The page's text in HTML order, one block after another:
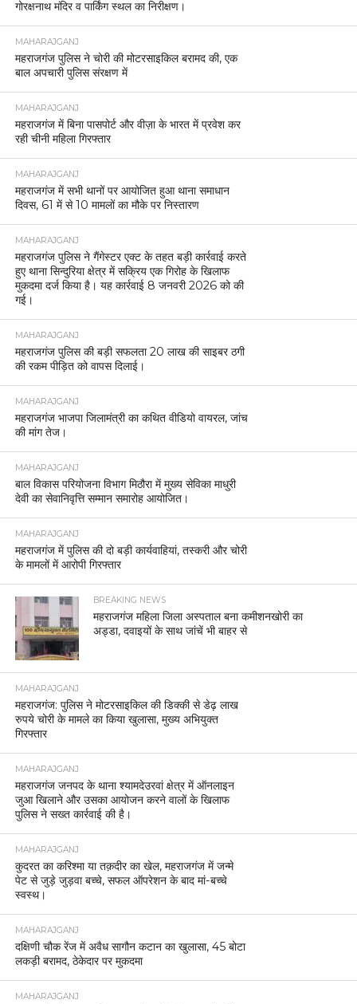
गोरक्षनाथ मंदिर व पार्किंग स्थल का निरीक्षण।
MAHARAJGANJ
महराजगंज पुलिस ने चोरी की मोटरसाइकिल बरामद की, एक
बाल अपचारी पुलिस संरक्षण में
MAHARAJGANJ
महराजगंज में बिना पासपोर्ट और वीज़ा के भारत में प्रवेश कर
रही चीनी महिला गिरफ्तार
MAHARAJGANJ
महराजगंज में सभी थानों पर आयोजित हुआ थाना समाधान
दिवस, 61 में से 10 मामलों का मौके पर निस्तारण
MAHARAJGANJ
महराजगंज पुलिस ने गैंगेस्टर एक्ट के तहत बड़ी कार्रवाई करते
हुए थाना सिन्दुरिया क्षेत्र में सक्रिय एक गिरोह के खिलाफ
मुकदमा दर्ज किया है। यह कार्रवाई 8 जनवरी 2026 को की
गई।
MAHARAJGANJ
महराजगंज पुलिस की बड़ी सफलता 20 लाख की साइबर ठगी
की रकम पीड़ित को वापस दिलाई।
MAHARAJGANJ
महराजगंज भाजपा जिलामंत्री का कथित वीडियो वायरल, जांच
की मांग तेज।
MAHARAJGANJ
बाल विकास परियोजना विभाग मिठौरा में मुख्य सेविका माधुरी
देवी का सेवानिवृत्ति सम्मान समारोह आयोजित।
MAHARAJGANJ
महराजगंज में पुलिस की दो बड़ी कार्यवाहियां, तस्करी और चोरी
के मामलों में आरोपी गिरफ्तार
BREAKING NEWS
महराजगंज महिला जिला अस्पताल बना कमीशनखोरी का
अड्डा, दवाइयों के साथ जांचें भी बाहर से
MAHARAJGANJ
महराजगंज: पुलिस ने मोटरसाइकिल की डिक्की से डेढ़ लाख
रुपये चोरी के मामले का किया खुलासा, मुख्य अभियुक्त
गिरफ्तार
MAHARAJGANJ
महराजगंज जनपद के थाना श्यामदेउरवां क्षेत्र में ऑनलाइन
जुआ खिलाने और उसका आयोजन करने वालों के खिलाफ
पुलिस ने सख्त कार्रवाई की है।
MAHARAJGANJ
कुदरत का करिश्मा या तक़दीर का खेल, महराजगंज में जन्मे
पेट से जुड़े जुड़वा बच्चे, सफल ऑपरेशन के बाद मां-बच्चे
स्वस्थ।
MAHARAJGANJ
दक्षिणी चौक रेंज में अवैध सागौन कटान का खुलासा, 45 बोटा
लकड़ी बरामद, ठेकेदार पर मुकदमा
MAHARAJGANJ